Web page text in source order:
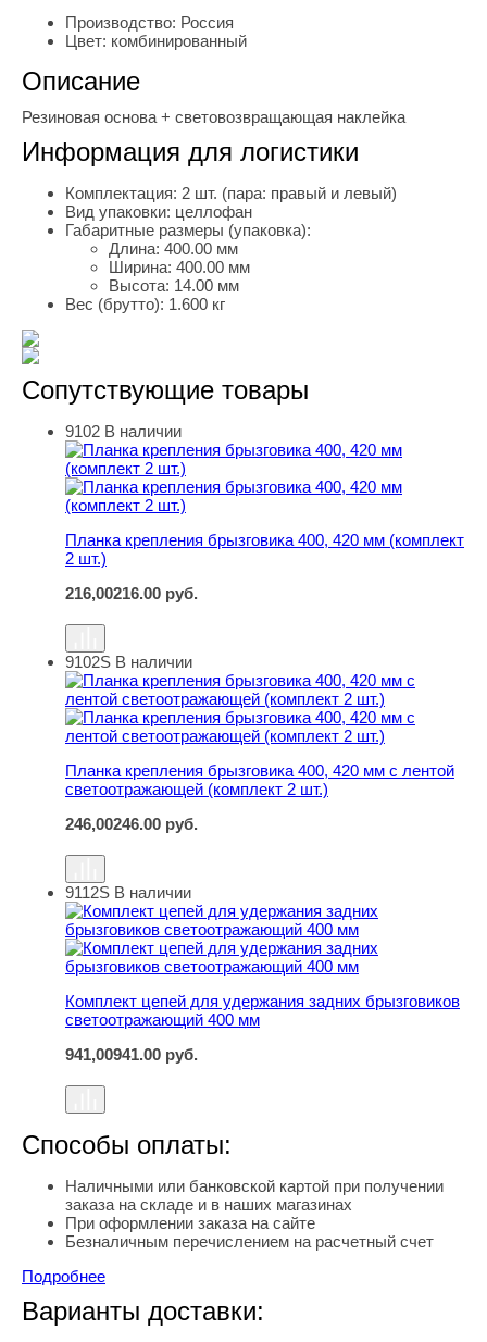
Производство: Россия
Цвет: комбинированный
Описание
Резиновая основа + световозвращающая наклейка
Информация для логистики
Комплектация: 2 шт. (пара: правый и левый)
Вид упаковки: целлофан
Габаритные размеры (упаковка):
Длина: 400.00 мм
Ширина: 400.00 мм
Высота: 14.00 мм
Вес (брутто): 1.600 кг
Сопутствующие товары
Планка крепления брызговика 400, 420 мм (комплект 2
9102 В наличии
Планка крепления брызговика 400, 420 мм (комплект
2 шт.)
216,00216.00 руб.
Планка крепления брызговика 400, 420 мм с лентой
9102S В наличии
Планка крепления брызговика 400, 420 мм с лентой
светоотражающей (комплект 2 шт.)
246,00246.00 руб.
Комплект цепей для удержания задних брызговиков
9112S В наличии
Комплект цепей для удержания задних брызговиков
светоотражающий 400 мм
941,00941.00 руб.
Способы оплаты:
Наличными или банковской картой при получении
заказа на складе и в наших магазинах
При оформлении заказа на сайте
Безналичным перечислением на расчетный счет
Подробнее
Варианты доставки: